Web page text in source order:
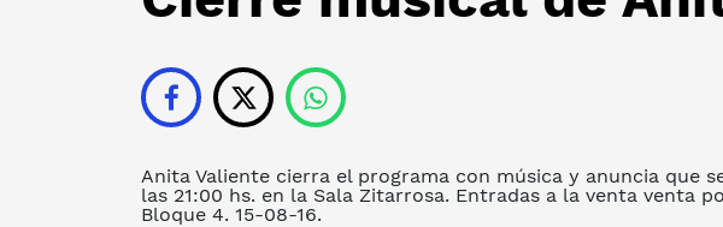
Anita Valiente cierra el programa con música y anuncia que
las 21:00 hs. en la Sala Zitarrosa. Entradas a la venta venta
Bloque 4. 15-08-16.